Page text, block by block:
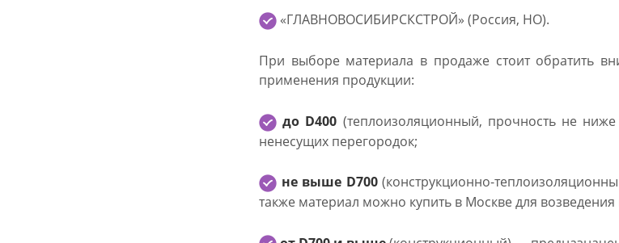
«ГЛАВНОВОСИБИРСКСТРОЙ» (Россия, НО).
При выборе материала в продаже стоит обратить
применения продукции:
до D400 (теплоизоляционный, прочность не
ненесущих перегородок;
не выше D700 (конструкционно-
также материал можно купить в Москве для